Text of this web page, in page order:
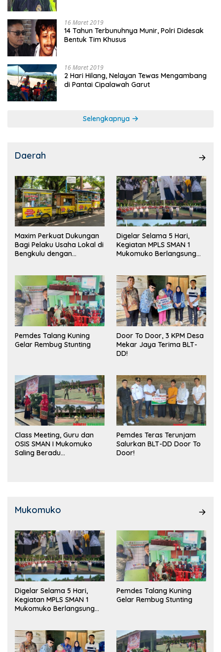
16 Maret 2019
14 Tahun Terbunuhnya Munir, Polri Didesak
Bentuk Tim Khusus
16 Maret 2019
2 Hari Hilang, Nelayan Tewas Mengambang
di Pantai Cipalawah Garut
Selengkapnya
Daerah
Maxim Perkuat Dukungan
Bagi Pelaku Usaha Lokal di
Bengkulu dengan
Pasar
Digelar Selama 5 Hari,
Kegiatan MPLS SMAN 1
Mukomuko Berlangsung
Pemdes Talang Kuning
Gelar Rembug Stunting
Door To Door, 3 KPM Desa
Mekar Jaya Terima BLT-
DD!
Class Meeting, Guru dan
OSIS SMAN I Mukomuko
Saling Beradu
Pemdes Teras Terunjam
Salurkan BLT-DD Door To
Door!
Mukomuko
Digelar Selama 5 Hari,
Kegiatan MPLS SMAN 1
Mukomuko Berlangsung
Pemdes Talang Kuning
Gelar Rembug Stunting